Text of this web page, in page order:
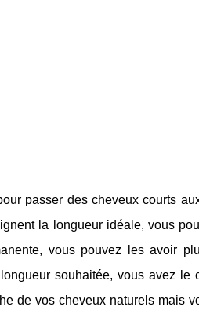
passer des cheveux courts
la longueur idéale, vous
vous pouvez les avoir
souhaitée, vous avez le
de vos cheveux naturels mais